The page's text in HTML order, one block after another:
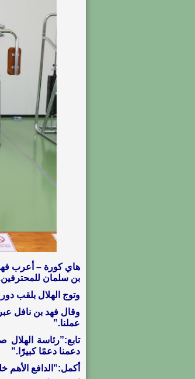
هاي كورة – أعرب
بن سلمان
وتوج الهلال بلقب دوري
وقال فهد بن نافل
عملنا.”
تابع:”رئاسة
دعمنا دعمًا كبيرًا.”
أكمل:”الدافع